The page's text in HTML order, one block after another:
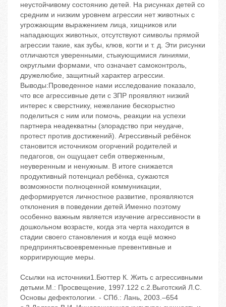
неустойчивому состоянию детей. На рисунках детей со
средним и низким уровнем агрессии нет животных с
угрожающим выражением лица, хищников или
нападающих животных, отсутствуют символы прямой
агрессии такие, как зубы, клюв, когти и т. д. Эти рисунки
отличаются уверенными, стыкующимися линиями,
округлыми формами, что означает самоконтроль,
дружелюбие, защитный характер агрессии.
Выводы:Проведенное нами исследование показало,
что все агрессивные дети с ЗПР проявляют низкий
интерес к сверстнику, нежелание бескорыстно
поделиться с ним или помочь, реакции на успехи
партнера неадекватны (злорадство при неудаче,
протест против достижений). Агрессивный ребёнок
становится источником огорчений родителей и
педагогов, он ощущает себя отверженным,
неуверенным и ненужным. В итоге снижается
продуктивный потенциал ребёнка, сужаются
возможности полноценной коммуникации,
деформируется личностное развитие, проявляются
отклонения в поведении детей.Именно поэтому
особенно важным является изучение агрессивности в
дошкольном возрасте, когда эта черта находится в
стадии своего становления и когда ещё можно
предпринятьсвоевременные превентивные и
корригирующие меры.
Ссылки на источники1.Бюттер К. Жить с агрессивными
детьми.М.: Просвещение, 1997.122 с.2.Выготский Л.С.
Основы дефектологии. - СПб.: Лань, 2003.–654